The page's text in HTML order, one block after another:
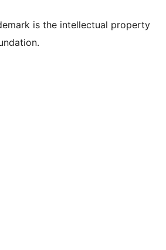
is the intellectual property